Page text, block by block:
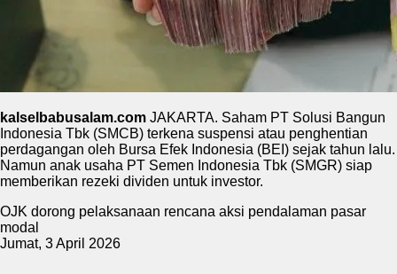
kalselbabusalam.com JAKARTA. Saham PT Solusi Bangun
Indonesia Tbk (SMCB) terkena suspensi atau penghentian
perdagangan oleh Bursa Efek Indonesia (BEI) sejak tahun lalu.
Namun anak usaha PT Semen Indonesia Tbk (SMGR) siap
memberikan rezeki dividen untuk investor.
OJK dorong pelaksanaan rencana aksi pendalaman pasar
modal
Jumat, 3 April 2026